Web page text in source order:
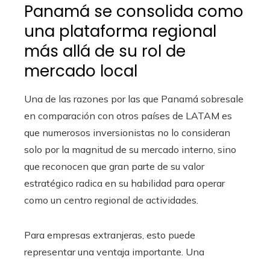
Panamá se consolida como
una plataforma regional
más allá de su rol de
mercado local
Una de las razones por las que Panamá sobresale
en comparación con otros países de LATAM es
que numerosos inversionistas no lo consideran
solo por la magnitud de su mercado interno, sino
que reconocen que gran parte de su valor
estratégico radica en su habilidad para operar
como un centro regional de actividades.
Para empresas extranjeras, esto puede
representar una ventaja importante. Una